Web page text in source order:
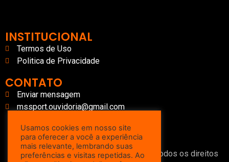
INSTITUCIONAL
Termos de Uso
Politica de Privacidade
CONTATO
Enviar mensagem
mssport.ouvidoria@gmail.com
Copyright © 2022 – 2025 MS SPORT – Todos os direitos
Usamos cookies em nosso site
para oferecer a você a experiência
mais relevante, lembrando suas
preferências e visitas repetidas. Ao